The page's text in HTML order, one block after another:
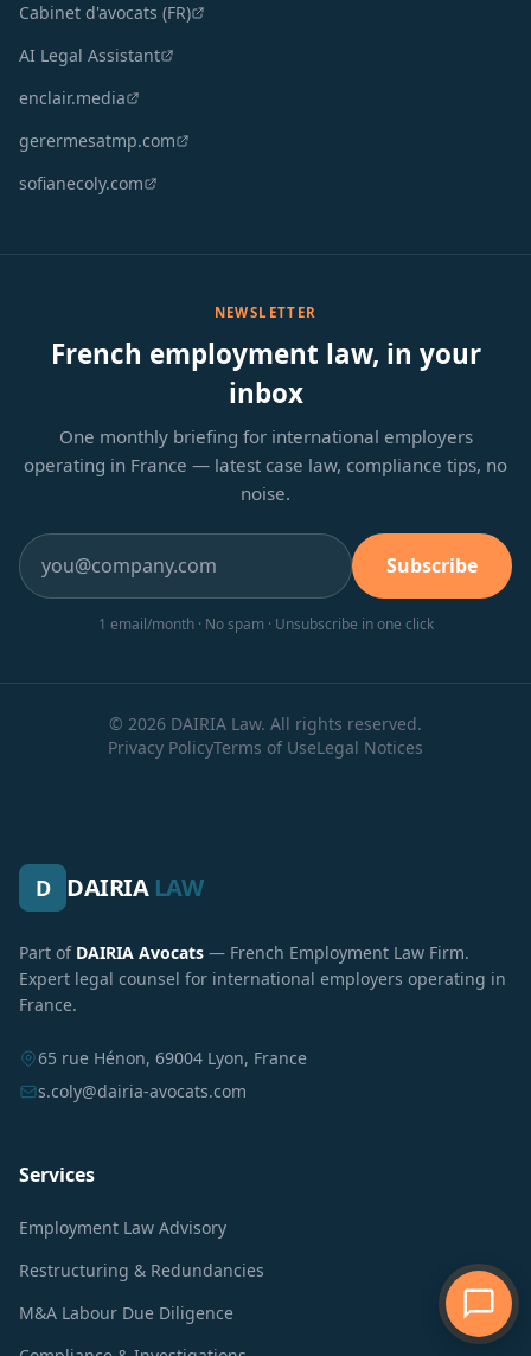
Cabinet d'avocats (FR)
AI Legal Assistant
enclair.media
gerermesatmp.com
sofianecoly.com
NEWSLETTER
French employment law, in your
inbox
One monthly briefing for international employers
operating in France — latest case law, compliance tips, no
noise.
Subscribe
1 email/month · No spam · Unsubscribe in one click
© 2026 DAIRIA Law. All rights reserved.
Privacy PolicyTerms of UseLegal Notices
D DAIRIA LAW
Part of DAIRIA Avocats — French Employment Law Firm.
Expert legal counsel for international employers operating in
France.
65 rue Hénon, 69004 Lyon, France
s.coly@dairia-avocats.com
Services
Employment Law Advisory
Restructuring & Redundancies
M&A Labour Due Diligence